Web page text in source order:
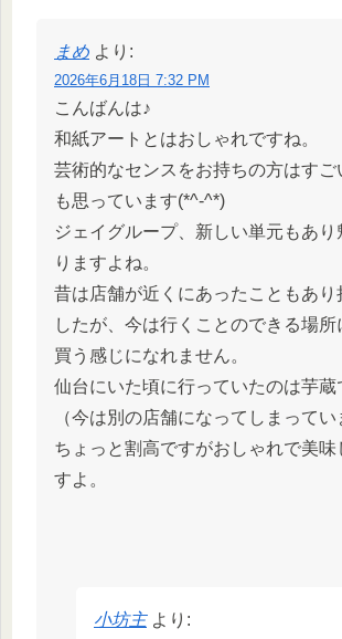
まめ より:
2026年6月18日 7:32 PM
こんばんは♪
和紙アートとはおしゃれですね。
芸術的なセンスをお持ちの方はすご
も思っています(*^-^*)
ジェイグループ、新しい単元もあり
りますよね。
昔は店舗が近くにあったこともあり
したが、今は行くことのできる場
買う感じになれません。
仙台にいた頃に行っていたのは芋蔵
（今は別の店舗になってしまってい
ちょっと割高ですがおしゃれで美味
すよ。
小坊主 より: